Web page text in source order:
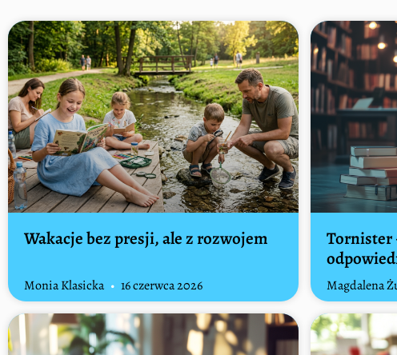
Wakacje bez presji, ale z rozwojem
Monia Klasicka 16 czerwca 2026
Tornister
Magdalena